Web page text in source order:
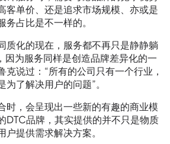
客单价、还是追求市场规模、亦或是
占比是不一样的。
质化的现在，服务都不再只是静静躺
因为服务同样是创造品牌差异化的一
克说过：“所有的公司只有一个行业，
了解决用户的问题”。
时，会呈现出一些新的有趣的商业模
DTC品牌，其实提供的并不只是物质
提供需求解决方案。